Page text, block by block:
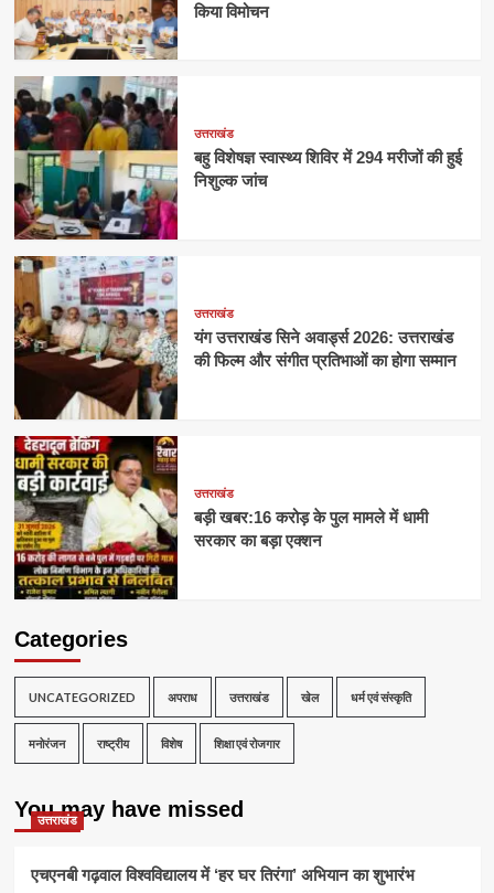
किया विमोचन
उत्तराखंड
बहु विशेषज्ञ स्वास्थ्य शिविर में 294 मरीजों की हुई
निशुल्क जांच
उत्तराखंड
यंग उत्तराखंड सिने अवार्ड्स 2026: उत्तराखंड
की फिल्म और संगीत प्रतिभाओं का होगा सम्मान
उत्तराखंड
बड़ी खबर:16 करोड़ के पुल मामले में धामी
सरकार का बड़ा एक्शन
Categories
UNCATEGORIZED अपराध उत्तराखंड खेल धर्म एवं संस्कृति
मनोरंजन राष्ट्रीय विशेष शिक्षा एवं रोजगार
You may have missed
उत्तराखंड
एचएनबी गढ़वाल विश्वविद्यालय में ‘हर घर तिरंगा’ अभियान का शुभारंभ